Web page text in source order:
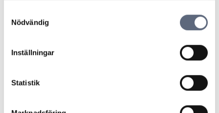
Nödvändig
Inställningar
Statistik
tjänsten
grund av låg bredbandshastighet
ARN 2017-08961 – Konsumenten kunde
anslutning skulle fungera